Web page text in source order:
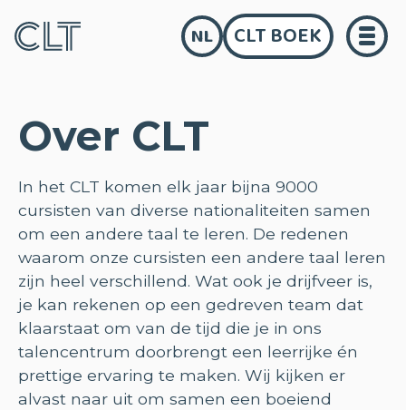
NL CLT BOEK
Over CLT
In het CLT komen elk jaar bijna 9000
cursisten van diverse nationaliteiten samen
om een andere taal te leren. De redenen
waarom onze cursisten een andere taal leren
zijn heel verschillend. Wat ook je drijfveer is,
je kan rekenen op een gedreven team dat
klaarstaat om van de tijd die je in ons
talencentrum doorbrengt een leerrijke én
prettige ervaring te maken. Wij kijken er
alvast naar uit om samen een boeiend